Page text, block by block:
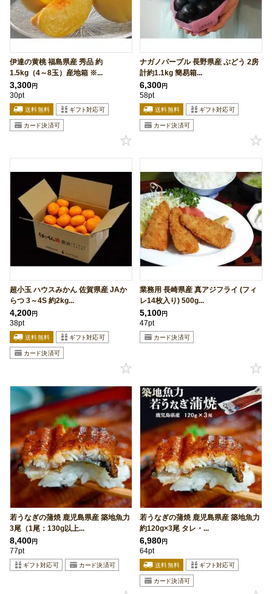
伊達の黄桃 福島県産 秀品 約
1.5kg（4～8玉）産地箱 ※...
3,300円
30pt
ナガノパープル 長野県産 ぶどう 2房
計約1.1kg 簡易箱...
6,300円
58pt
超小玉 ハウスみかん 佐賀県産 JAか
らつ 3～4S 約2kg...
4,200円
38pt
業務用 長崎県産 真アジフライ (フィ
レ14枚入り) 500g...
5,100円
47pt
若うなぎの蒲焼 鹿児島県産 築地魚力
3尾（1尾：130g以上...
8,400円
77pt
若うなぎの蒲焼 鹿児島県産 築地魚力
約120g×3尾 タレ・...
6,980円
64pt